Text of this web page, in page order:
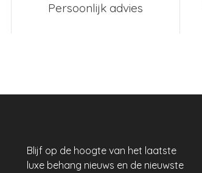
Persoonlijk advies
Blijf op de hoogte van het laatste
luxe behang nieuws en de nieuwste